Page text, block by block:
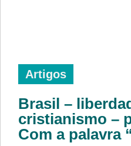
Artigos
Brasil –
cristianismo –
Com a palavra